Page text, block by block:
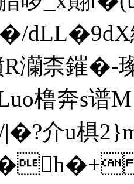
dLL�9dX
灡柰鏙�-
橹奔s谱
�?介u椇